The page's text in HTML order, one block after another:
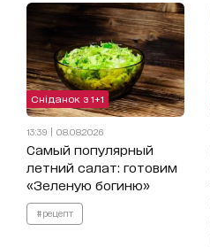
Сніданок з 1+1
13:39 | 08.08.2026
Самый популярный
летний салат: готовим
«Зеленую богиню»
#рецепт